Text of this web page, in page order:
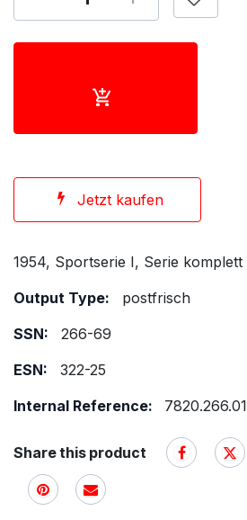
Jetzt kaufen
1954, Sportserie I, Serie komplett
Output Type:
postfrisch
SSN:
266-69
ESN:
322-25
Internal Reference:
7820.266.01
Share this product